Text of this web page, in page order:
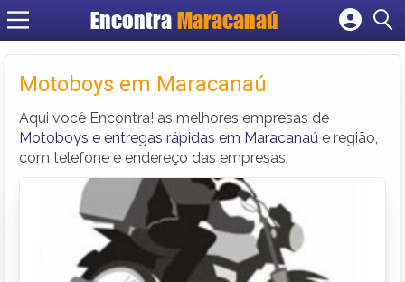
Encontra Maracanaú
Cadastrar empresa
Criar conta
Motoboys em Maracanaú
Aqui você Encontra! as melhores empresas de
Motoboys e entregas rápidas em Maracanaú e região,
com telefone e endereço das empresas.